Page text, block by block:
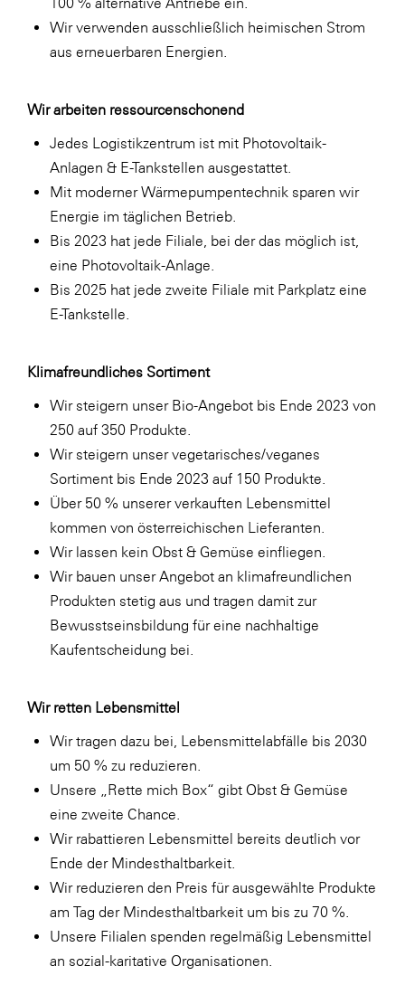
Wir verwenden ausschließlich heimischen Strom
aus erneuerbaren Energien.
Wir arbeiten ressourcenschonend
Jedes Logistikzentrum ist mit Photovoltaik-
Anlagen & E-Tankstellen ausgestattet.
Mit moderner Wärmepumpentechnik sparen wir
Energie im täglichen Betrieb.
Bis 2023 hat jede Filiale, bei der das möglich ist,
eine Photovoltaik-Anlage.
Bis 2025 hat jede zweite Filiale mit Parkplatz eine
E-Tankstelle.
Klimafreundliches Sortiment
Wir steigern unser Bio-Angebot bis Ende 2023 von
250 auf 350 Produkte.
Wir steigern unser vegetarisches/veganes
Sortiment bis Ende 2023 auf 150 Produkte.
Über 50 % unserer verkauften Lebensmittel
kommen von österreichischen Lieferanten.
Wir lassen kein Obst & Gemüse einfliegen.
Wir bauen unser Angebot an klimafreundlichen
Produkten stetig aus und tragen damit zur
Bewusstseinsbildung für eine nachhaltige
Kaufentscheidung bei.
Wir retten Lebensmittel
Wir tragen dazu bei, Lebensmittelabfälle bis 2030
um 50 % zu reduzieren.
Unsere „Rette mich Box“ gibt Obst & Gemüse
eine zweite Chance.
Wir rabattieren Lebensmittel bereits deutlich vor
Ende der Mindesthaltbarkeit.
Wir reduzieren den Preis für ausgewählte Produkte
am Tag der Mindesthaltbarkeit um bis zu 70 %.
Unsere Filialen spenden regelmäßig Lebensmittel
an sozial-karitative Organisationen.